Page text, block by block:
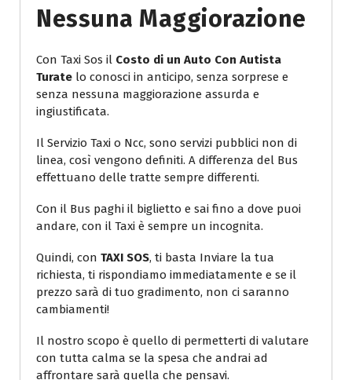
Nessuna Maggiorazione
Con Taxi Sos il Costo di un Auto Con Autista
Turate lo conosci in anticipo, senza sorprese e
senza nessuna maggiorazione assurda e
ingiustificata.
Il Servizio Taxi o Ncc, sono servizi pubblici non di
linea, così vengono definiti. A differenza del Bus
effettuano delle tratte sempre differenti.
Con il Bus paghi il biglietto e sai fino a dove puoi
andare, con il Taxi è sempre un incognita.
Quindi, con TAXI SOS, ti basta Inviare la tua
richiesta, ti rispondiamo immediatamente e se il
prezzo sarà di tuo gradimento, non ci saranno
cambiamenti!
Il nostro scopo è quello di permetterti di valutare
con tutta calma se la spesa che andrai ad
affrontare sarà quella che pensavi.